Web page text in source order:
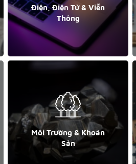
Điện, Điện Tử & Viễn
Thông
Môi Trường & Khoán
Sản